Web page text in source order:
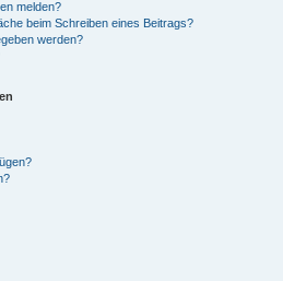
melden?
beim Schreiben eines Beitrags?
werden?